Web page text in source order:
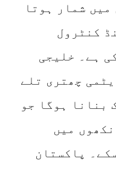
شمار ہوتا
کنٹرول
ہے۔ خلیجی
چھتری تلے
بنانا ہوگا جو
میں
پاکستان